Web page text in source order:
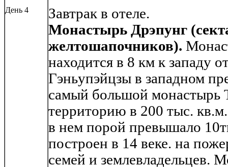
День 4
Завтрак в отеле.
Монастырь Дрэпунг
желтошапочников).
находится в 8 км к западу
Гэньупэйцзы в западном
самый большой монастырь
территорию в 200 тыс.
в нем порой превышало
построен в 14 веке. на
семей и землевладельцев.